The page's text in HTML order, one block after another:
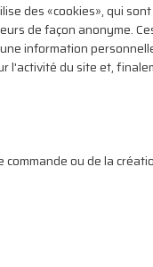
des «cookies», qui
de façon anonyme.
information
l'activité du site et,
ou de la